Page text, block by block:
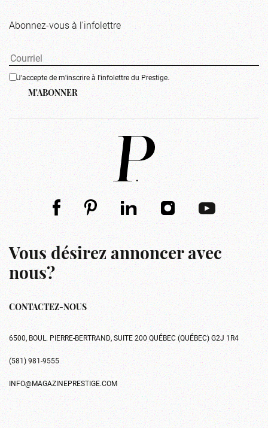
Abonnez-vous à l'infolettre
J'accepte de m'inscrire à l'infolettre du Prestige.
M'ABONNER
Vous désirez annoncer avec
nous?
CONTACTEZ-NOUS
6500, BOUL. PIERRE-BERTRAND, SUITE 200 QUÉBEC (QUÉBEC) G2J 1R4
(581) 981-9555
INFO@MAGAZINEPRESTIGE.COM